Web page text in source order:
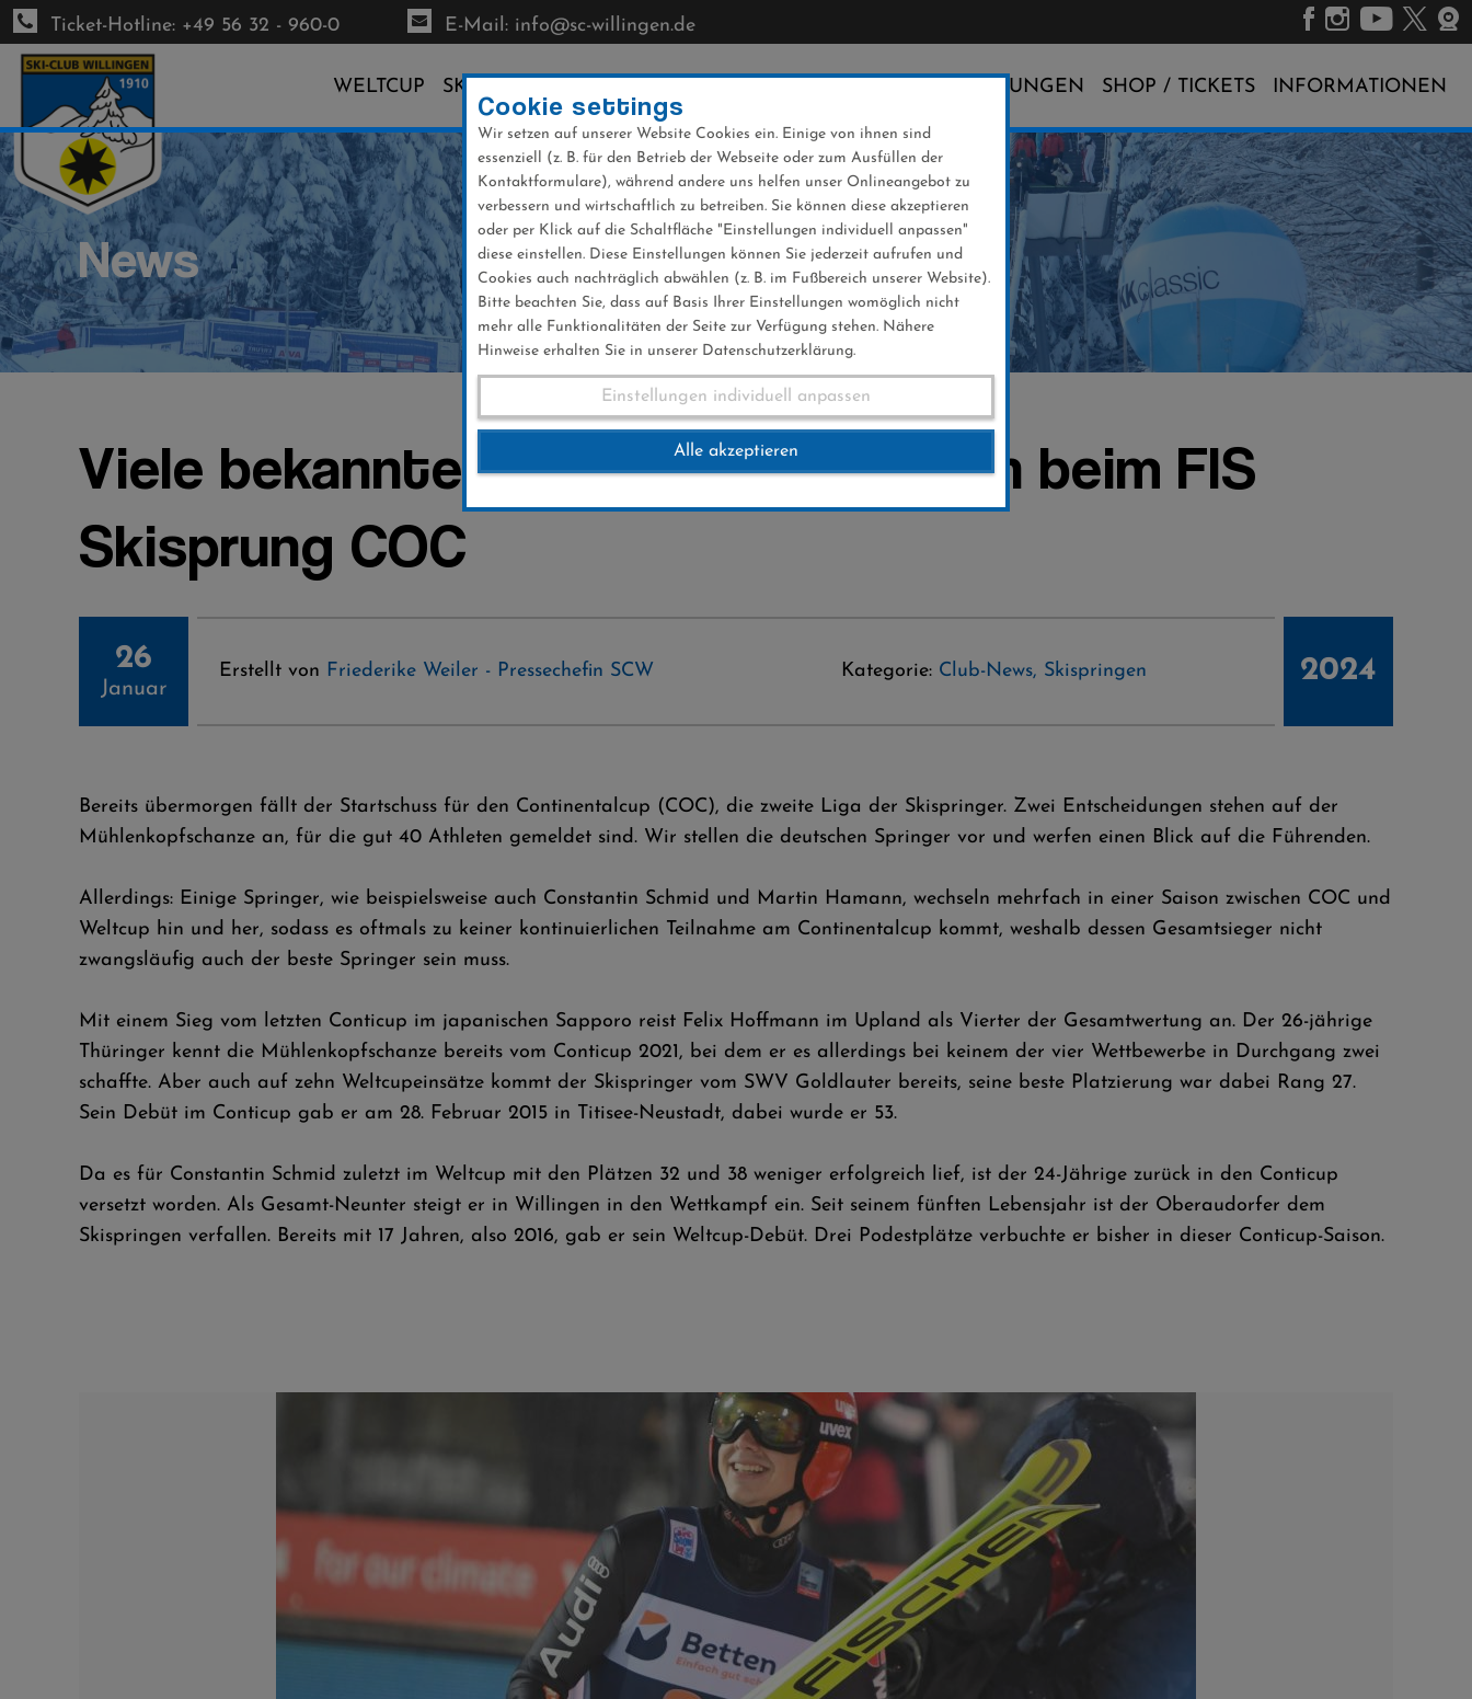
Direkt
zum
Inhalt
Ticket-Hotline: +49 56 32 - 960-0 E-Mail: info@sc-willingen.de
WELTCUP SKI-CLUB VERANSTALTUNGEN SHOP / TICKETS INFORMATIONEN
News
Viele bekannte Gesichter ab morgen beim FIS
Skisprung COC
26
Januar
Erstellt von Friederike Weiler - Pressechefin SCW Kategorie: Club-News, Skispringen 2024
Bereits übermorgen fällt der Startschuss für den Continentalcup (COC), die zweite Liga der Skispringer. Zwei Entscheidungen stehen auf der
Mühlenkopfschanze an, für die gut 40 Athleten gemeldet sind. Wir stellen die deutschen Springer vor und werfen einen Blick auf die Führenden.
Allerdings: Einige Springer, wie beispielsweise auch Constantin Schmid und Martin Hamann, wechseln mehrfach in einer Saison zwischen COC und
Weltcup hin und her, sodass es oftmals zu keiner kontinuierlichen Teilnahme am Continentalcup kommt, weshalb dessen Gesamtsieger nicht
zwangsläufig auch der beste Springer sein muss.
Mit einem Sieg vom letzten Conticup im japanischen Sapporo reist Felix Hoffmann im Upland als Vierter der Gesamtwertung an. Der 26-jährige
Thüringer kennt die Mühlenkopfschanze bereits vom Conticup 2021, bei dem er es allerdings bei keinem der vier Wettbewerbe in Durchgang zwei
schaffte. Aber auch auf zehn Weltcupeinsätze kommt der Skispringer vom SWV Goldlauter bereits, seine beste Platzierung war dabei Rang 27.
Sein Debüt im Conticup gab er am 28. Februar 2015 in Titisee-Neustadt, dabei wurde er 53.
Da es für Constantin Schmid zuletzt im Weltcup mit den Plätzen 32 und 38 weniger erfolgreich lief, ist der 24-Jährige zurück in den Conticup
versetzt worden. Als Gesamt-Neunter steigt er in Willingen in den Wettkampf ein. Seit seinem fünften Lebensjahr ist der Oberaudorfer dem
Skispringen verfallen. Bereits mit 17 Jahren, also 2016, gab er sein Weltcup-Debüt. Drei Podestplätze verbuchte er bisher in dieser Conticup-Saison.
Cookie settings
Wir setzen auf unserer Website Cookies ein. Einige von ihnen sind
essenziell (z. B. für den Betrieb der Webseite oder zum Ausfüllen der
Kontaktformulare), während andere uns helfen unser Onlineangebot zu
verbessern und wirtschaftlich zu betreiben. Sie können diese akzeptieren
oder per Klick auf die Schaltfläche "Einstellungen individuell anpassen"
diese einstellen. Diese Einstellungen können Sie jederzeit aufrufen und
Cookies auch nachträglich abwählen (z. B. im Fußbereich unserer Website).
Bitte beachten Sie, dass auf Basis Ihrer Einstellungen womöglich nicht
mehr alle Funktionalitäten der Seite zur Verfügung stehen. Nähere
Hinweise erhalten Sie in unserer Datenschutzerklärung.
Einstellungen individuell anpassen
Alle akzeptieren